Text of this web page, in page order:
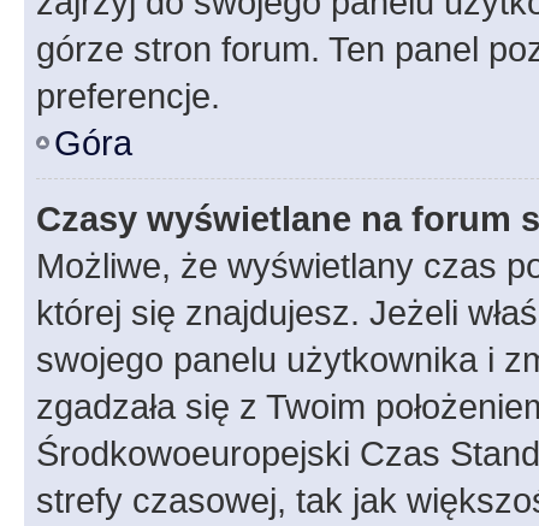
górze stron forum. Ten panel
preferencje.
Góra
Czasy wyświetlane na forum
Możliwe, że wyświetlany czas
której się znajdujesz. Jeżeli
swojego panelu użytkownika i
zgadzała się z Twoim
Środkowoeuropejski Czas
strefy czasowej, tak jak